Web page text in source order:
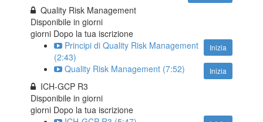
Quality Risk Management
Disponibile ingiorni
giorni Dopo la tua iscrizione
Inizia
Principi di Quality Risk Management
(2:43)
Inizia
Quality Risk Management (7:52)
ICH-GCP R3
Disponibile ingiorni
giorni Dopo la tua iscrizione